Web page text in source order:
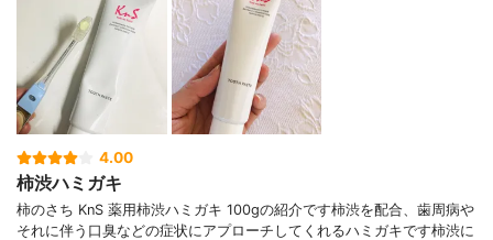
4.00
柿渋ハミガキ
柿のさち KnS 薬用柿渋ハミガキ 100gの紹介です柿渋を配合、歯周病や
それに伴う口臭などの症状にアプローチしてくれるハミガキです柿渋に